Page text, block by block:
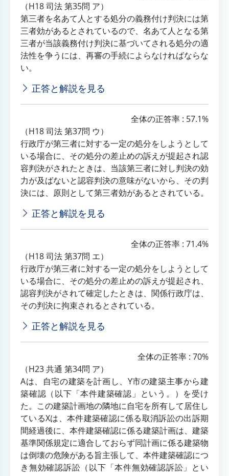
（H18 司法 第35問 ア）
第三者を名あて人とする処分の義務付け判決には第
三者効があるとされているので、名あて人となる第
三者が当該義務付け判決に基づいてされる処分の適
法性を争うには、再審の手続によらなければならな
い。
正答と解説を見る
全体の正答率 : 57.1%
（H18 司法 第37問 ウ）
行政庁が第三者に対する一定の処分をしようとして
いる場合に、その処分の差止めの訴えが提起され認
容判決がされたときは、当該第三者に対し判決の効
力が及ばないと認容判決の意味がないから、その判
決には、原則として第三者効があるとされている。
正答と解説を見る
全体の正答率 : 71.4%
（H18 司法 第37問 エ）
行政庁が第三者に対する一定の処分をしようとして
いる場合に、その処分の差止めの訴えが提起され、
認容判決がされて確定したときは、関係行政庁は、
その判決に拘束されるとされている。
正答と解説を見る
全体の正答率 : 70%
（H23 共通 第34問 ア）
Aは、自宅の建築を計画し、Y市の建築主事から建
築確認（以下「本件建築確認」という。）を受け
た。この建築計画地の隣地に自宅を所有して居住し
ているXは、本件建築確認に係る取消訴訟の出訴期
間経過後に、本件建築確認に係る建築計画は、建築
基準関係規定に適合しておらず同計画に係る建築物
は倒壊の危険がある旨主張して、本件建築確認につ
き無効確認訴訟（以下「本件無効確認訴訟」とい